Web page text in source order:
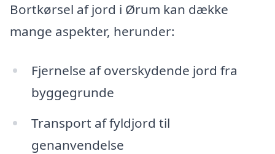
Bortkørsel af jord i Ørum kan dække
mange aspekter, herunder:
Fjernelse af overskydende jord fra
byggegrunde
Transport af fyldjord til
genanvendelse